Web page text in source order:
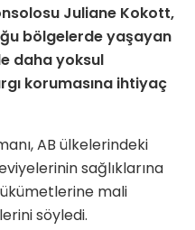
Juliane Kokott,
bölgelerde yaşayan
daha yoksul
korumasına ihtiyaç
AB ülkelerindeki
sağlıklarına
mali
söyledi.